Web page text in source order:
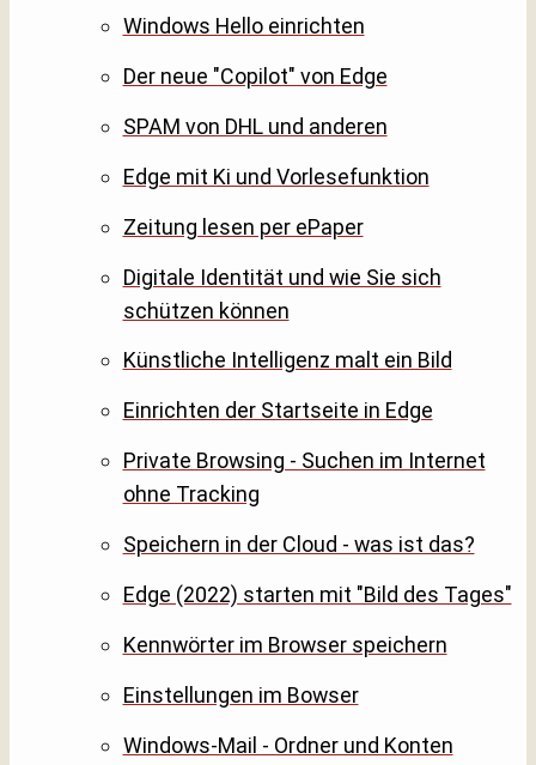
Windows Hello einrichten
Der neue "Copilot" von Edge
SPAM von DHL und anderen
Edge mit Ki und Vorlesefunktion
Zeitung lesen per ePaper
Digitale Identität und wie Sie sich
schützen können
Künstliche Intelligenz malt ein Bild
Einrichten der Startseite in Edge
Private Browsing - Suchen im Internet
ohne Tracking
Speichern in der Cloud - was ist das?
Edge (2022) starten mit "Bild des Tages"
Kennwörter im Browser speichern
Einstellungen im Bowser
Windows-Mail - Ordner und Konten